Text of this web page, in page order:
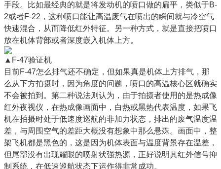
手段。比如最经典的就是将发动机的喷口做的扁平，类似于B-
2或者F-22，这种喷口能让高温废气在喷出的瞬间就与冷空气
快速混合，从而降低红外特征。另一种方式，就是直接把喷口
放在机体背部或者深度嵌入机体上方。
▲F-47验证机
目前F-47怎么排气还不确定，但如果真是机体上方排气，那
么从下方拍摄时，因为角度的问题，喷口的高温核心区就确实
不会被拍到。第二种说法则认为，由于拍摄者使用的是热成像
红外夜视仪，在热成像画面中，白热或黑热代表温度，如果飞
机在拍摄时处于低速度巡航的非加力状态，排出的废气温度温
差，与周围空气的差距大概没有想象中那么悬殊。画面中，整
架飞机都是黑色的，这是因为机体表面与温度背景存在温差，
但尾部没有出现耀眼的喷射状强热源，正好说明其红外信号抑
制系统，在低速巡航状态下运作得非常成功。